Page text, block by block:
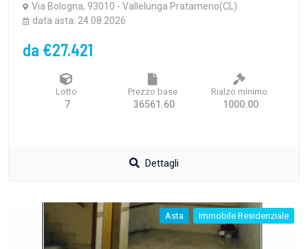
Via Bologna, 93010 - Vallelunga Pratameno(CL)
data asta: 24.08.2026
da €27.421
Lotto
7
Prezzo base
36561.60
Rialzo minimo
1000.00
Dettagli
Asta Immobile Residenziale